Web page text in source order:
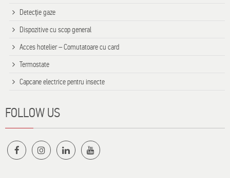
Detecție gaze
Dispozitive cu scop general
Acces hotelier – Comutatoare cu card
Termostate
Capcane electrice pentru insecte
FOLLOW US